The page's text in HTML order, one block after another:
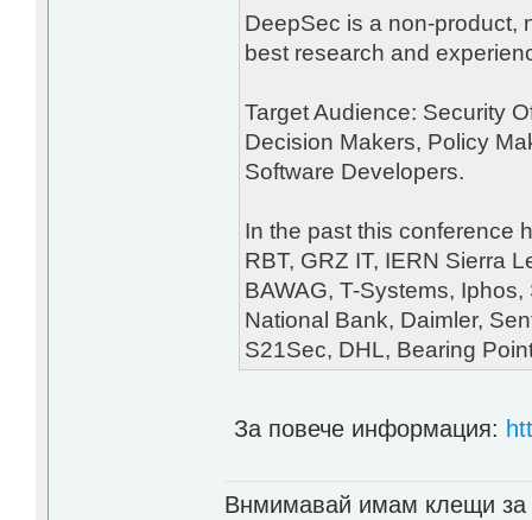
DeepSec is a non-product,
best research and
Target Audience: Security
Decision Makers, Policy
Software Developers.
In the past this conference
RBT, GRZ IT, IERN Sierra
BAWAG, T-Systems,
National Bank, Daimler,
S21Sec, DHL, Bearing
За повече информация:
Внмимавай имам клещи за